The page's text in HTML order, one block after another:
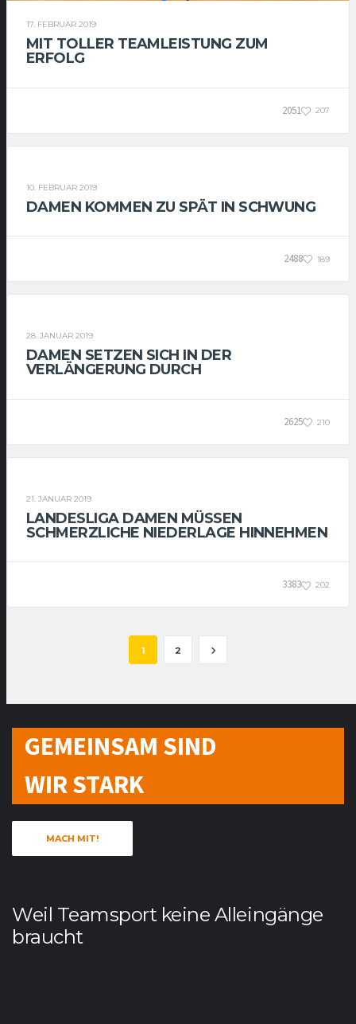
17. FEBRUAR 2019
MIT TOLLER TEAMLEISTUNG ZUM
ERFOLG
2051 207
10. FEBRUAR 2019
DAMEN KOMMEN ZU SPÄT IN SCHWUNG
2488 189
28. JANUAR 2019
DAMEN SETZEN SICH IN DER
VERLÄNGERUNG DURCH
2625 210
21. JANUAR 2019
LANDESLIGA DAMEN MÜSSEN
SCHMERZLICHE NIEDERLAGE HINNEHMEN
3383 202
1 2
GEMEINSAM SIND
WIR STARK
MACH MIT!
Weil Teamsport keine Alleingänge
braucht